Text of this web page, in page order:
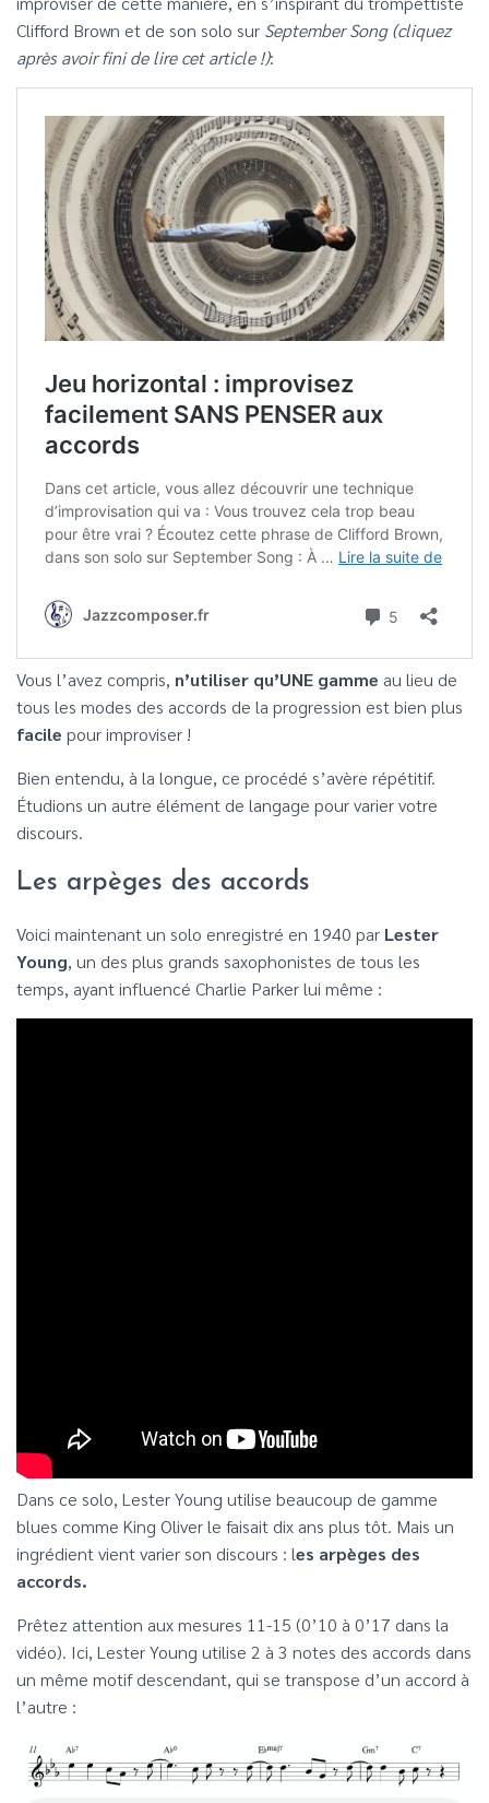
Clifford Brown et de son solo sur September Song (cliquez
après avoir fini de lire cet article !):
Vous l’avez compris, n’utiliser qu’UNE gamme au lieu de
tous les modes des accords de la progression est bien plus
facile pour improviser !
Bien entendu, à la longue, ce procédé s’avère répétitif.
Étudions un autre élément de langage pour varier votre
discours.
Les arpèges des accords
Voici maintenant un solo enregistré en 1940 par Lester
Young, un des plus grands saxophonistes de tous les
temps, ayant influencé Charlie Parker lui même :
Dans ce solo, Lester Young utilise beaucoup de gamme
blues comme King Oliver le faisait dix ans plus tôt. Mais un
ingrédient vient varier son discours : les arpèges des
accords.
Prêtez attention aux mesures 11-15 (0’10 à 0’17 dans la
vidéo). Ici, Lester Young utilise 2 à 3 notes des accords dans
un même motif descendant, qui se transpose d’un accord à
l’autre :